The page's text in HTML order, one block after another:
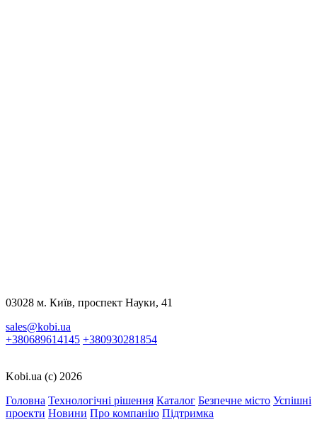
03028 м. Київ, проспект Науки, 41
sales@kobi.ua
+380689614145 +380930281854
Kobi.ua (c) 2026
Головна Технологічні рішення Каталог Безпечне місто Успішні
проекти Новини Про компанію Підтримка